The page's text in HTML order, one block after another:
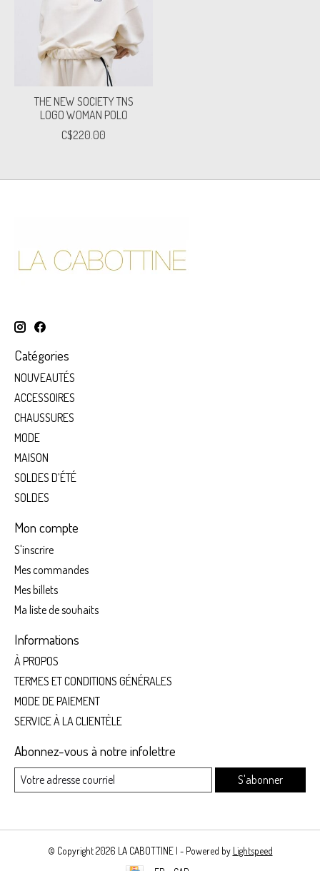
THE NEW SOCIETY TNS
LOGO WOMAN POLO
C$220.00
Catégories
NOUVEAUTÉS
ACCESSOIRES
CHAUSSURES
MODE
MAISON
SOLDES D’ÉTÉ
SOLDES
Mon compte
S'inscrire
Mes commandes
Mes billets
Ma liste de souhaits
Informations
À PROPOS
TERMES ET CONDITIONS GÉNÉRALES
MODE DE PAIEMENT
SERVICE À LA CLIENTÈLE
Abonnez-vous à notre infolettre
S'abonner
© Copyright 2026 LA CABOTTINE | - Powered by Lightspeed